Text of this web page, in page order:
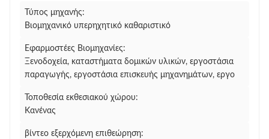
Τύπος μηχανής:
Βιομηχανικό υπερηχητικό καθαριστικό
Εφαρμοστέες Βιομηχανίες:
Ξενοδοχεία, καταστήματα δομικών υλικών, εργοστάσια
παραγωγής, εργοστάσια επισκευής μηχανημάτων, εργο
Τοποθεσία εκθεσιακού χώρου:
Κανένας
βίντεο εξερχόμενη επιθεώρηση: